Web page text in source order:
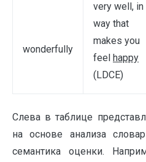
wonderfully
very well, in
way that
makes you
feel happy
(LDCE)
Слева в таблице
на основе анализа
семантика оценки.